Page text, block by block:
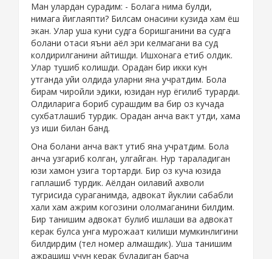
Ман улардан сурадим: - Болага нима булди,
нимага йиглаяпти? Билсам онасини кузида хам ёш
экан. Улар уша куни судга боришганини ва судга
болани отаси яъни аёл эри келмагани ва суд
колдирилганини айтишди. Ишхонага етиб олдик.
Улар тушиб колишди. Орадан бир икки кун
утганда уйи олдида уларни яна учратдим. Бола
бирам чиройли эдики, юзидан нур ёгилиб турарди.
Олдиларига бориб сурашдим ва бир оз кучада
сухбатлашиб турдик. Орадан анча вакт утди, хама
уз иши билан банд.
Она болани анча вакт утиб яна учратдим. Бола
анча узгариб колган, улгайган. Нур тараладиган
юзи хамон узига тортарди. Бир оз куча юзида
гаплашиб турдик. Аёлдан оилавий ахволи
тугрисида сураганимда, адвокат йуклии сабабли
хали хам ажрим когозини ололмаганини билдим.
Бир танишим адвокат булиб ишлаши ва адвокат
керак булса унга мурожаат килиши мумкинлигини
билдирдим (тел номер алмашдик). Уша танишим
ажрашиш учун керак буладиган барча